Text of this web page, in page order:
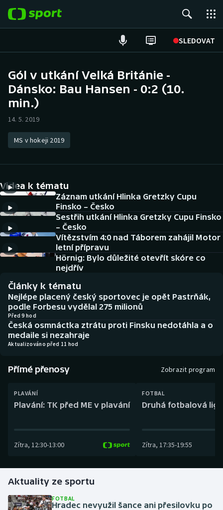
SLEDOVAT
Hokej
Tenis
Atletika
DALŠÍ SPORTY
Americký fotbal
Baseball a softbal
Basketbal
Boby a skeleton
Box
Dostihy
Florbal
Golf
Gymnastika
Házená
NEPŘEHLÉDNĚTE
Soutěže
Historické návraty
AZ kvíz
Gól v utkání Velká Británie -
Dánsko: Bau Hansen - 0:2 (10.
min.)
14. 5. 2019
MS v hokeji 2019
Videa k tématu
Záznam utkání Hlinka Gretzky Cupu
Finsko – Česko
Sestřih utkání Hlinka Gretzky Cupu Finsko
– Česko
Vítězstvím 4:0 nad Táborem zahájil Motor
letní přípravu
Hörnig: Bylo důležité otevřít skóre co
nejdřív
Články k tématu
Nejlépe placený český sportovec je opět Pastrňák,
podle Forbesu vydělal 275 milionů
Před 9 hod
Česká osmnáctka ztrátu proti Finsku nedotáhla a o
medaile si nezahraje
Aktualizováno před 11 hod
Přímé přenosy Zobrazit program
PLAVÁNÍ
Plavání: TK před ME v plavání
Zítra, 12:30-13:00
FOTBAL
Druhá fotbalová
Zítra, 17:35-19:55
Aktuality ze sportu
FOTBAL
Hradec nevyužil šance ani přesilovku po